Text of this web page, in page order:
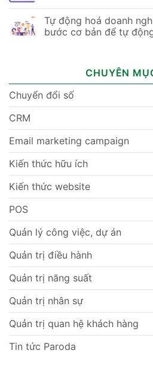
Tự động hoá doanh
bước cơ bản để tự
CHUYÊN
Chuyển đổi số
CRM
Email marketing campaign
Kiến thức hữu ích
Kiến thức website
POS
Quản lý công việc, dự án
Quản trị điều hành
Quản trị năng suất
Quản trị nhân sự
Quản trị quan hệ khách hàng
Tin tức Paroda